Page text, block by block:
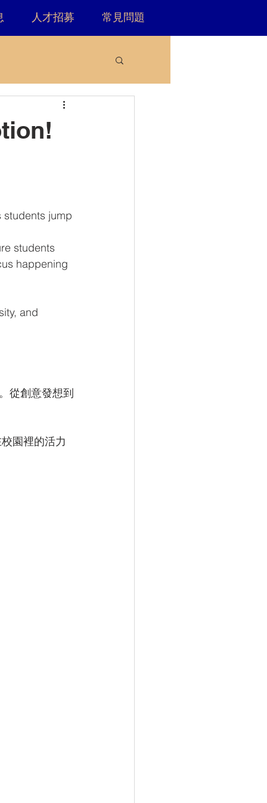
人才招募 常見問題
students jump
students
happening
and
從創意發想到
園裡的活力